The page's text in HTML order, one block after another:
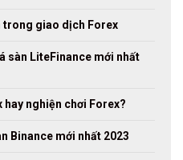
trong giao dịch Forex
sàn LiteFinance mới nhất
nghiện chơi Forex?
Binance mới nhất 2023